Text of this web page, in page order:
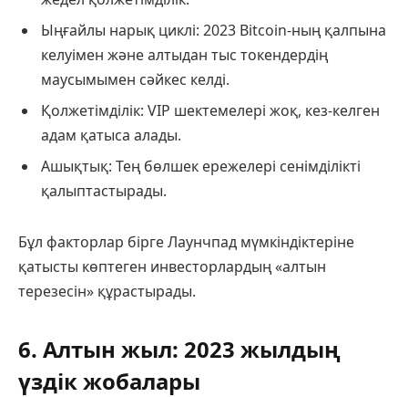
Ыңғайлы нарық циклі: 2023 Bitcoin-ның қалпына
келуімен және алтыдан тыс токендердің
маусымымен сәйкес келді.
Қолжетімділік: VIP шектемелері жоқ, кез-келген
адам қатыса алады.
Ашықтық: Тең бөлшек ережелері сенімділікті
қалыптастырады.
Бұл факторлар бірге Лаунчпад мүмкіндіктеріне
қатысты көптеген инвесторлардың «алтын
терезесін» құрастырады.
6. Алтын жыл: 2023 жылдың
үздік жобалары